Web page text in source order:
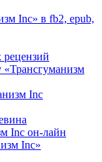
Inc» в fb2, epub,
«Трансгуманизм
Inc
Inc он-лайн
Inc»